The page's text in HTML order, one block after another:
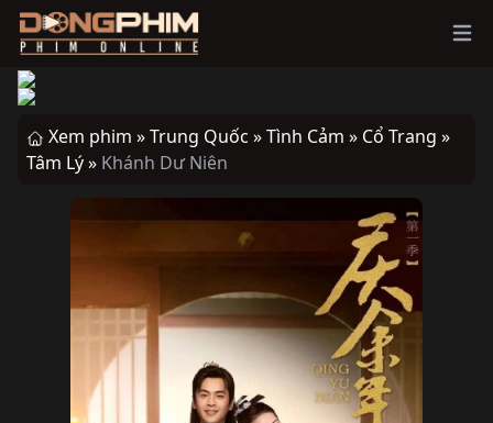
Xem phim »Trung Quốc »Tình Cảm » Cổ Trang »
Tâm Lý » Khánh Dư Niên